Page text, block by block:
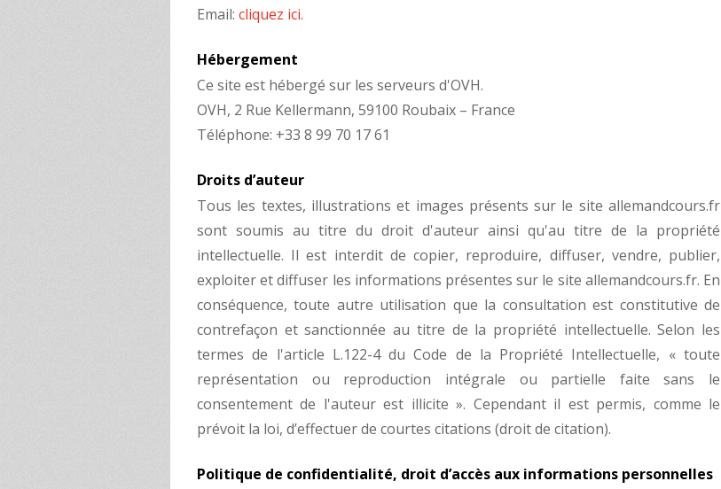
Email: cliquez ici.
Hébergement
Ce site est hébergé sur les serveurs d'OVH.
OVH, 2 Rue Kellermann, 59100 Roubaix – France
Téléphone: +33 8 99 70 17 61
Droits d’auteur
Tous les textes, illustrations et images présents sur le site allemandcours.fr
sont soumis au titre du droit d'auteur ainsi qu'au titre de la propriété
intellectuelle. Il est interdit de copier, reproduire, diffuser, vendre, publier,
exploiter et diffuser les informations présentes sur le site allemandcours.fr. En
conséquence, toute autre utilisation que la consultation est constitutive de
contrefaçon et sanctionnée au titre de la propriété intellectuelle. Selon les
termes de l'article L.122-4 du Code de la Propriété Intellectuelle, « toute
représentation ou reproduction intégrale ou partielle faite sans le
consentement de l'auteur est illicite ». Cependant il est permis, comme le
prévoit la loi, d’effectuer de courtes citations (droit de citation).
Politique de confidentialité, droit d’accès aux informations personnelles